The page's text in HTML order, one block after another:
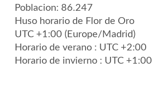
Poblacion: 86.247
Huso horario de Flor de Oro
UTC +1:00 (Europe/Madrid)
Horario de verano : UTC +2:00
Horario de invierno : UTC +1:00